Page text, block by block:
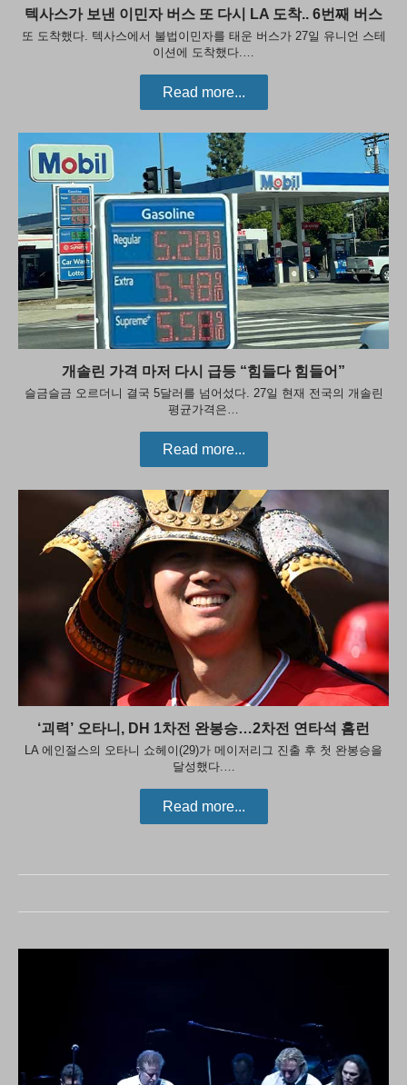
텍사스가 보낸 이민자 버스 또 다시 LA 도착.. 6번째 버스
또 도착했다. 텍사스에서 불법이민자를 태운 버스가 27일 유니언 스테
이션에 도착했다.…
Read more...
개솔린 가격 마저 다시 급등 “힘들다 힘들어”
슬금슬금 오르더니 결국 5달러를 넘어섰다. 27일 현재 전국의 개솔린
평균가격은…
Read more...
‘괴력’ 오타니, DH 1차전 완봉승…2차전 연타석 홈런
LA 에인절스의 오타니 쇼헤이(29)가 메이저리그 진출 후 첫 완봉승을
달성했다.…
Read more...